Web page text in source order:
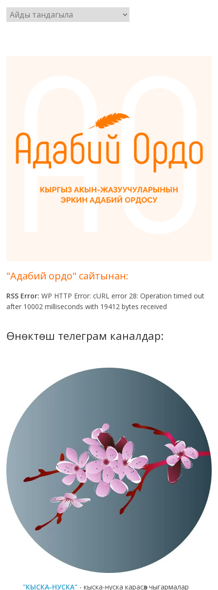
Архив
"Адабий ордо" сайтынан:
RSS Error: WP HTTP Error: cURL error 28: Operation timed out
after 10002 milliseconds with 19412 bytes received
Өнөктөш телеграм каналдар:
"КЫСКА-НУСКА" - кыска-нуска карасөз чыгармалар